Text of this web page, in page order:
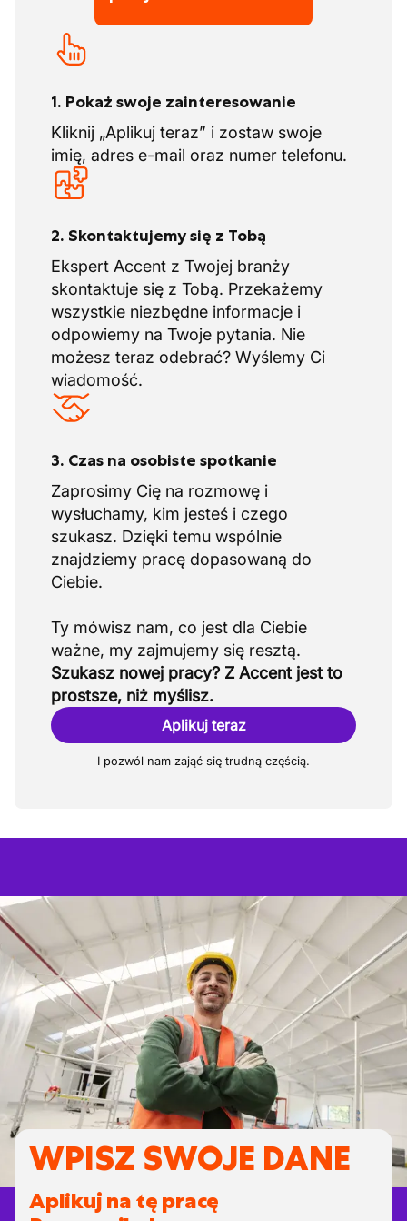
oprócz ustawowego urlopu są także dni
odpoczynku wyrównawczego ustalone w
całym sektorze. W te dni nie pracujesz i
odpoczynku wyrównawczego.
Dodatkowych atrakcyjnych korzyści
Szkolenia i dokształcanie w celu
wzmocnienia Twojej wiedzy zawodowej.
Ubiegasz się o pracę? Najpierw odbywasz
rozmowę z HR, a następnie masz
możliwość zobaczenia na miejscu, jak
poznajesz swoich potencjalnych
współpracowników. Wykorzystaj tę szansę i
buduj się z nami jutro!
1. Pokaż swoje zainteresowanie
Kliknij „Aplikuj teraz” i zostaw swoje
imię, adres e-mail oraz numer telefonu.
2. Skontaktujemy się z Tobą
Ekspert Accent z Twojej branży
skontaktuje się z Tobą. Przekażemy
wszystkie niezbędne informacje i
odpowiemy na Twoje pytania. Nie
możesz teraz odebrać? Wyślemy Ci
wiadomość.
3. Czas na osobiste spotkanie
Zaprosimy Cię na rozmowę i
wysłuchamy, kim jesteś i czego
szukasz. Dzięki temu wspólnie
znajdziemy pracę dopasowaną do
Ciebie.
Ty mówisz nam, co jest dla Ciebie
Szukasz nowej pracy? Z Accent jest to
prostsze, niż myślisz.
Aplikuj teraz
I pozwól nam zająć się trudną częścią.
WPISZ SWOJE DANE
Aplikuj na tę pracę